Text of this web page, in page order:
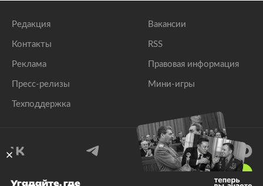
Редакция
Контакты
Реклама
Пресс-релизы
Техподдержка
Вакансии
RSS
Правовая информация
Мини-игры
Угадайте, где